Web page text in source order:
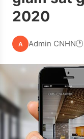
2020
A Admin CNHN